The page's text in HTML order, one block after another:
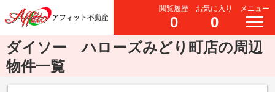
閲覧履歴
0
お気に入り
0
メニュー
ダイソー ハローズみどり町店の周辺
物件一覧